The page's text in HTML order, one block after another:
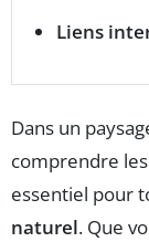
Liens
Dans un
comprendre les
essentiel pour
naturel. Que